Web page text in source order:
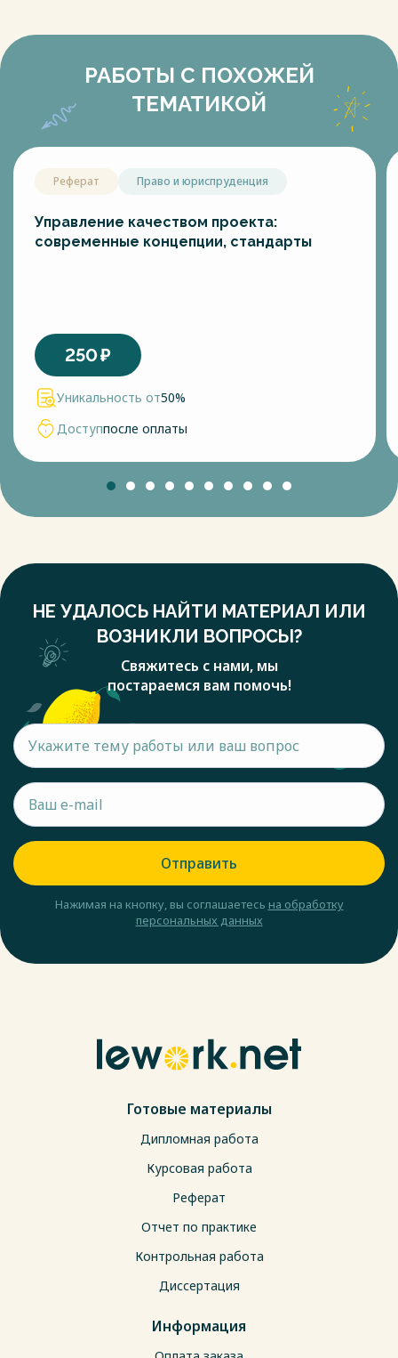
РАБОТЫ С ПОХОЖЕЙ
ТЕМАТИКОЙ
Реферат Право и юриспруденция
Управление качеством проекта:
современные концепции, стандарты
250₽
Уникальность от50%
Доступпосле оплаты
НЕ УДАЛОСЬ НАЙТИ МАТЕРИАЛ ИЛИ
ВОЗНИКЛИ ВОПРОСЫ?
Свяжитесь с нами, мы
постараемся вам помочь!
Отправить
Нажимая на кнопку, вы соглашаетесь на обработку
персональных данных
Готовые материалы
Дипломная работа
Курсовая работа
Реферат
Отчет по практике
Контрольная работа
Диссертация
Информация